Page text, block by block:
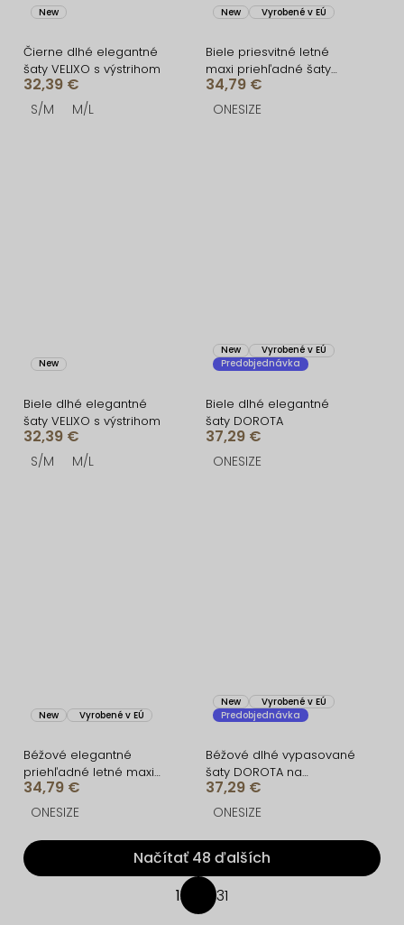
New
Čierne dlhé elegantné
šaty VELIXO s výstrihom
32,39 €
S/M M/L
New Vyrobené v EÚ
Biele priesvitné letné
maxi priehľadné šaty
UMARIE s dlhým rukávom
34,79 €
ONESIZE
New
Biele dlhé elegantné
šaty VELIXO s výstrihom
32,39 €
S/M M/L
New
Vyrobené v EÚ
Predobjednávka
Biele dlhé elegantné
šaty DOROTA
37,29 €
ONESIZE
New Vyrobené v EÚ
Béžové elegantné
priehľadné letné maxi
šaty UMARIE s dlhým
rukávom
34,79 €
ONESIZE
New
Vyrobené v EÚ
Predobjednávka
Béžové dlhé vypasované
šaty DOROTA na
ramienka
37,29 €
ONESIZE
O
v
Načítať 48 ďalších
S
1 31